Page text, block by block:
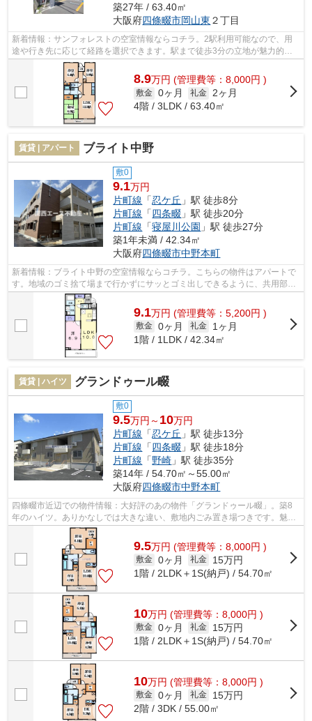
築27年 / 63.40㎡
大阪府四條畷市岡山東 ２丁目
新着情報：サンフォレストの空室情報ならコチラ。2駅利用可能なので、用
途や行き先に応じて経路を選択できます。駅まで徒歩3分の立地が魅力的
な、利便性の高い物件です。ゴミ出しの負...
8.9万円 (管理費等：8,000円 )
敷金 0ヶ月 礼金
2ヶ月
4階 / 3LDK / 63.40㎡
賃貸 | アパート ブライト中野
敷0
9.1万円
片町線 「忍ケ丘 」駅 徒歩8分
片町線 「四条畷 」駅 徒歩20分
片町線 「寝屋川公園 」駅 徒歩27分
築1年未満 / 42.34㎡
大阪府四條畷市中野本町
新着情報：ブライト中野の空室情報ならコチラ。こちらの物件はアパートで
す。地域のゴミ捨て場まで行かずにサッとゴミ出しできるように、共用部に
ゴミ捨て場があります。カード決済で...
9.1万円 (管理費等：5,200円 )
敷金 0ヶ月 礼金
1ヶ月
1階 / 1LDK / 42.34㎡
賃貸 | ハイツ グランドゥール畷
敷0
9.5万円～ 10万円
片町線 「忍ケ丘 」駅 徒歩13分
片町線 「四条畷 」駅 徒歩18分
片町線 「野崎 」駅 徒歩35分
築14年 / 54.70㎡～55.00㎡
大阪府四條畷市中野本町
四條畷市近辺での物件情報：大好評のあの物件「グランドゥール畷」。築8
年のハイツ。ありかなしでは大きな違い、敷地内ごみ置き場つきです。魅力
的な室内環境のある、駅へも徒歩13分の...
9.5万円 (管理費等：8,000円 )
敷金 0ヶ月 礼金
15万円
1階 / 2LDK＋1S(納戸) / 54.70㎡
10万円 (管理費等：8,000円 )
敷金 0ヶ月 礼金
15万円
1階 / 2LDK＋1S(納戸) / 54.70㎡
10万円 (管理費等：8,000円 )
敷金 0ヶ月 礼金
15万円
2階 / 3DK / 55.00㎡